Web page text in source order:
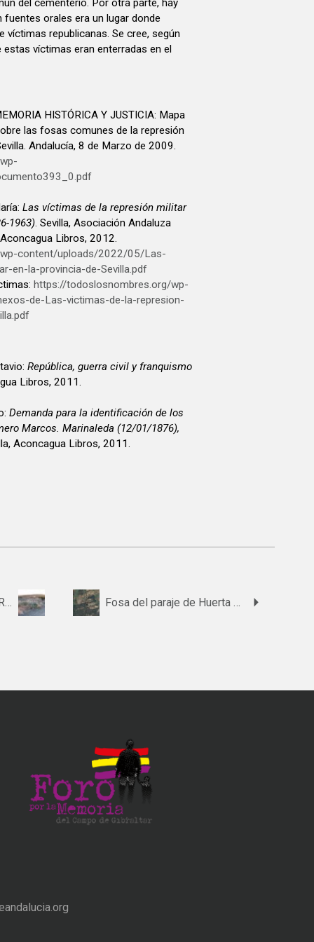
del cementerio. Por otra parte, hay
orales era un lugar donde
víctimas republicanas. Se cree, según
víctimas eran enterradas en el
HISTÓRICA Y JUSTICIA: Mapa
las fosas comunes de la represión
Andalucía, 8 de Marzo de 2009.
Las víctimas de la represión militar
1963). Sevilla, Asociación Andaluza
Libros, 2012.
content/uploads/2022/05/Las-
en-la-provincia-de-Sevilla.pdf
https://todoslosnombres.org/wp-
de-Las-victimas-de-la-represion-
República, guerra civil y franquismo
Libros, 2011.
Demanda para la identificación de los
Marcos. Marinaleda (12/01/1876),
Aconcagua Libros, 2011.
Fosa del paraje de Cerro Real. Fosa del paraje de Huerta de las Veredas